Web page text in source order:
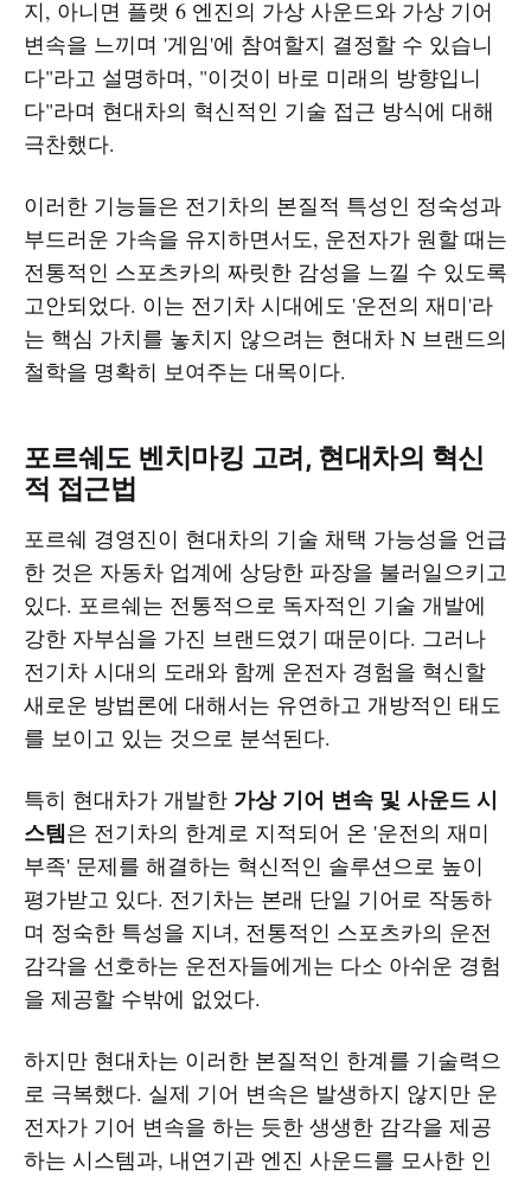
지, 아니면 플랫 6 엔진의 가상 사운드와 가상 기어
변속을 느끼며 '게임'에 참여할지 결정할 수 있습니
다"라고 설명하며, "이것이 바로 미래의 방향입니
다"라며 현대차의 혁신적인 기술 접근 방식에 대해
극찬했다.
이러한 기능들은 전기차의 본질적 특성인 정숙성과
부드러운 가속을 유지하면서도, 운전자가 원할 때는
전통적인 스포츠카의 짜릿한 감성을 느낄 수 있도록
고안되었다. 이는 전기차 시대에도 '운전의 재미'라
는 핵심 가치를 놓치지 않으려는 현대차 N 브랜드의
철학을 명확히 보여주는 대목이다.
포르쉐도 벤치마킹 고려, 현대차의 혁신
적 접근법
포르쉐 경영진이 현대차의 기술 채택 가능성을 언급
한 것은 자동차 업계에 상당한 파장을 불러일으키고
있다. 포르쉐는 전통적으로 독자적인 기술 개발에
강한 자부심을 가진 브랜드였기 때문이다. 그러나
전기차 시대의 도래와 함께 운전자 경험을 혁신할
새로운 방법론에 대해서는 유연하고 개방적인 태도
를 보이고 있는 것으로 분석된다.
특히 현대차가 개발한 가상 기어 변속 및 사운드 시
스템은 전기차의 한계로 지적되어 온 '운전의 재미
부족' 문제를 해결하는 혁신적인 솔루션으로 높이
평가받고 있다. 전기차는 본래 단일 기어로 작동하
며 정숙한 특성을 지녀, 전통적인 스포츠카의 운전
감각을 선호하는 운전자들에게는 다소 아쉬운 경험
을 제공할 수밖에 없었다.
하지만 현대차는 이러한 본질적인 한계를 기술력으
로 극복했다. 실제 기어 변속은 발생하지 않지만 운
전자가 기어 변속을 하는 듯한 생생한 감각을 제공
하는 시스템과, 내연기관 엔진 사운드를 모사한 인